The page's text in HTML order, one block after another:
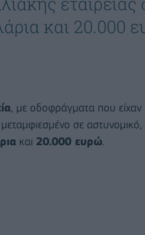
και 20.000
, με οδοφράγματα που
σε
και 20.000 ευρώ.